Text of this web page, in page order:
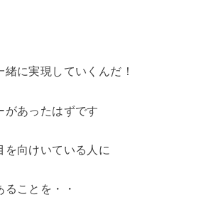
に実現していくんだ！
があったはずです
を向けいている人に
ことを・・